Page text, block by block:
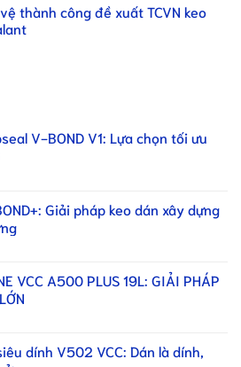
thành công đề xuất TCVN keo
V-BOND V1: Lựa chọn tối ưu
Giải pháp keo dán xây dựng
VCC A500 PLUS 19L: GIẢI PHÁP
dính V502 VCC: Dán là dính,